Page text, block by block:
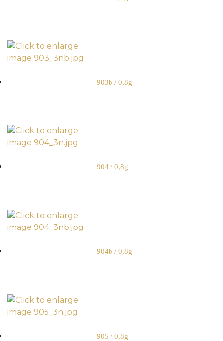
903b / 0,8g
904 / 0,8g
904b / 0,8g
905 / 0,8g